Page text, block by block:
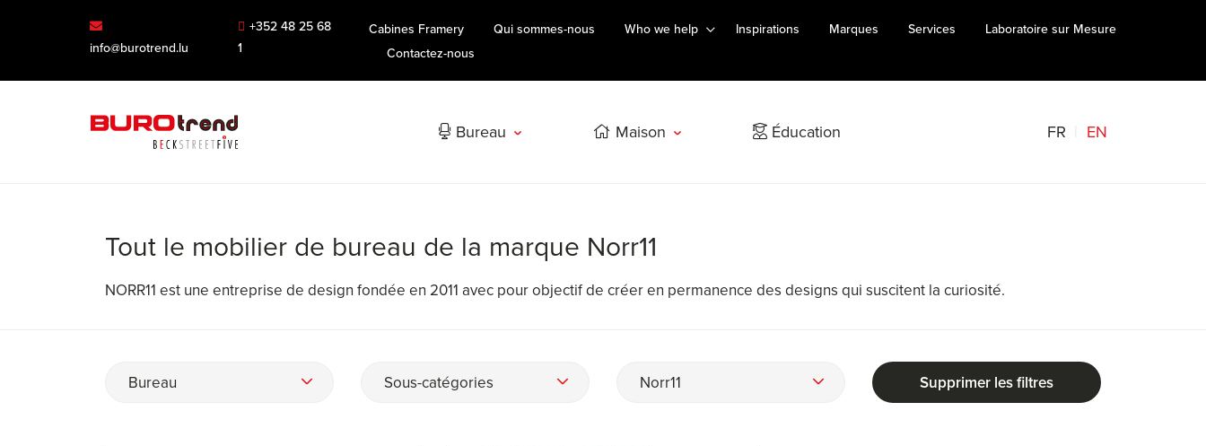
info@burotrend.lu
+352 48 25 68
1
Cabines Framery Qui sommes-nous Who we help Inspirations Marques Services
Laboratoire sur Mesure
Contactez-nous
Bureau Maison Éducation FR EN
Tout le mobilier de bureau de la marque Norr11
NORR11 est une entreprise de design fondée en 2011 avec pour objectif de créer en permanence des designs qui suscitent la curiosité.
Bureau Sous-catégories Norr11 Supprimer les filtres